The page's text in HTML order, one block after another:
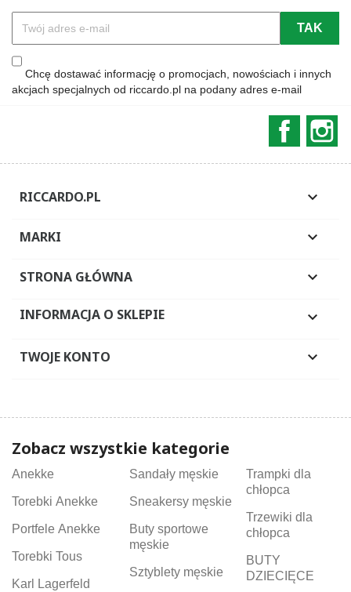
Chcę dostawać informację o promocjach, nowościach i innych
akcjach specjalnych od riccardo.pl na podany adres e-mail
RICCARDO.PL 
MARKI 
STRONA GŁÓWNA 
INFORMACJA O SKLEPIE 
TWOJE KONTO 
Zobacz wszystkie kategorie
Anekke
Torebki Anekke
Portfele Anekke
Torebki Tous
Karl Lagerfeld
Sandały męskie
Sneakersy męskie
Buty sportowe
męskie
Sztyblety męskie
Trampki dla
chłopca
Trzewiki dla
chłopca
BUTY
DZIECIĘCE